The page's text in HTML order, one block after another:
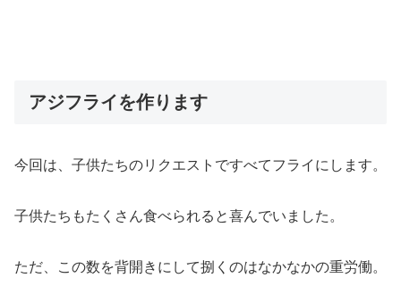
アジフライを作ります
今回は、子供たちのリクエストですべてフライにします。
子供たちもたくさん食べられると喜んでいました。
ただ、この数を背開きにして捌くのはなかなかの重労働。